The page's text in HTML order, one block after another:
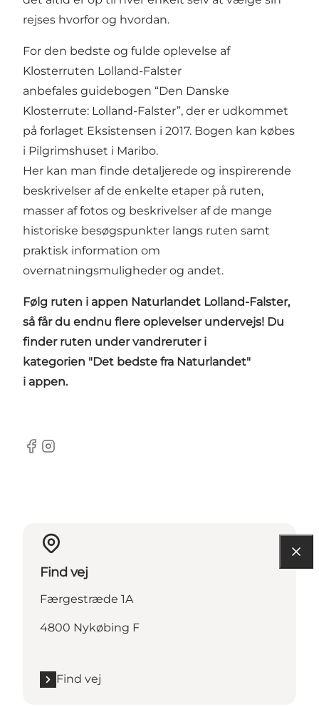
rejses hvorfor og hvordan.
For den bedste og fulde oplevelse af
Klosterruten Lolland-Falster
anbefales guidebogen “Den Danske
Klosterrute: Lolland-Falster”, der er udkommet
på forlaget Eksistensen i 2017. Bogen kan købes
i Pilgrimshuset i Maribo.
Her kan man finde detaljerede og inspirerende
beskrivelser af de enkelte etaper på ruten,
masser af fotos og beskrivelser af de mange
historiske besøgspunkter langs ruten samt
praktisk information om
overnatningsmuligheder og andet.
Følg ruten i appen Naturlandet Lolland-Falster,
så får du endnu flere oplevelser undervejs! Du
finder ruten under vandreruter i
kategorien "Det bedste fra Naturlandet"
i appen.
Facebook
Instagram
Find vej
Færgestræde 1A
4800 Nykøbing F
Find vej